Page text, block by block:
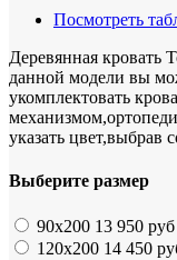
Посмотреть
Деревянная кровать
данной модели вы
укомплектовать
указать
Выберите размер
90х200 13 950 руб
120х200 14 450